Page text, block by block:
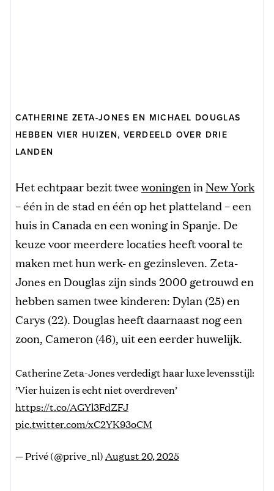
CATHERINE ZETA-JONES EN MICHAEL DOUGLAS
HEBBEN VIER HUIZEN, VERDEELD OVER DRIE
LANDEN
Het echtpaar bezit tweewoningenin New York
– één in de stad en één op het platteland – een
huis in Canada en een woning in Spanje. De
keuze voor meerdere locaties heeft vooral te
maken met hun werk- en gezinsleven. Zeta-
Jones en Douglas zijn sinds 2000 getrouwd en
hebben samen twee kinderen: Dylan (25) en
Carys (22). Douglas heeft daarnaast nog een
zoon, Cameron (46), uit een eerder huwelijk.
Catherine Zeta-Jones verdedigt haar luxe levensstijl:
’Vier huizen is echt niet overdreven’
https://t.co/AGYl3FdZFJ
pic.twitter.com/xC2YK93oCM
— Privé (@prive_nl) August 20, 2025